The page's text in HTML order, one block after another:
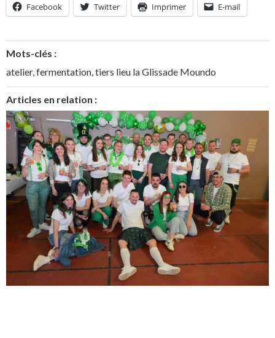
Facebook Twitter Imprimer E-mail
Mots-clés :
atelier,fermentation,tiers lieu la Glissade Moundo
Articles en relation :